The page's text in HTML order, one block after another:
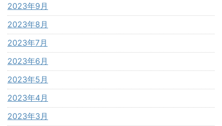
2023年9月
2023年8月
2023年7月
2023年6月
2023年5月
2023年4月
2023年3月